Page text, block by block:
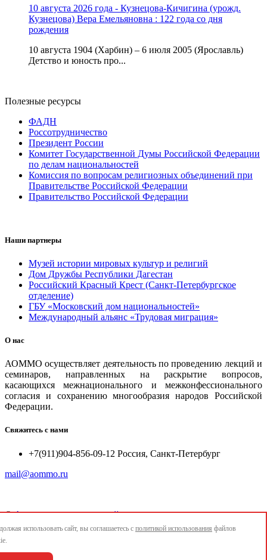
10 августа 2026 года - Кузнецова-Кичигина (урожд.
Кузнецова) Вера Емельяновна : 122 года со дня
рождения
10 августа 1904 (Харбин) – 6 июля 2005 (Ярославль)
Детство и юность про...
Полезные ресурсы
ФАДН
Россотрудничество
Президент России
Комитет Государственной Думы Российской Федерации
по делам национальностей
Комиссия по вопросам религиозных объединений при
Правительстве Российской Федерации
Правительство Российской Федерации
Наши партнеры
Музей истории мировых культур и религий
Дом Дружбы Республики Дагестан
Российский Красный Крест (Санкт-Петербургское
отделение)
ГБУ «Московский дом национальностей»
Международный альянс «Трудовая миграция»
О нас
АОММО осуществляет деятельность по проведению лекций и
семинаров, направленных на раскрытие вопросов,
касающихся межнационального и межконфессионального
согласия и сохранению многообразия народов Российской
Федерации.
Свяжитесь с нами
+7(911)904-856-09-12 Россия, Санкт-Петербург
mail@aommo.ru
© Ассоциация организаций по реализации национальных
проектов и достижению национальных целей развития
mail@aommo.ru
использовать сайт, вы соглашаетесь с политикой использования файлов